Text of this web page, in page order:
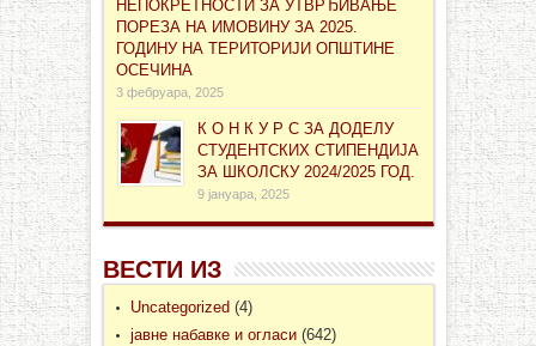
НЕПОКРЕТНОСТИ ЗА УТВРЂИВАЊЕ
ПОРЕЗА НА ИМОВИНУ ЗА 2025.
ГОДИНУ НА ТЕРИТОРИЈИ ОПШТИНЕ
ОСЕЧИНА
3 фебруара, 2025
К О Н К У Р С ЗА ДОДЕЛУ
СТУДЕНТСКИХ СТИПЕНДИЈА
ЗА ШКОЛСКУ 2024/2025 ГОД.
9 јануара, 2025
ВЕСТИ ИЗ
Uncategorized (4)
јавне набавке и огласи(642)